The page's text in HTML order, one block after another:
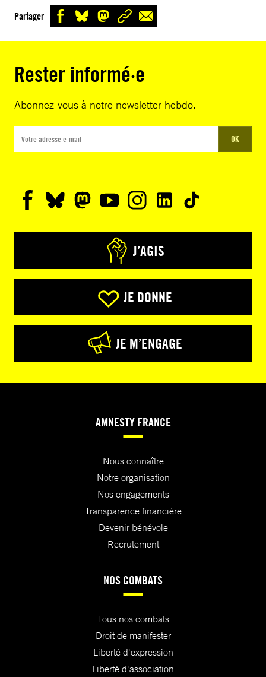
Partager
Rester informé·e
Abonnez-vous à notre newsletter hebdo.
OK
J’AGIS
JE DONNE
JE M’ENGAGE
AMNESTY FRANCE
Nous connaître
Notre organisation
Nos engagements
Transparence financière
Devenir bénévole
Recrutement
NOS COMBATS
Tous nos combats
Droit de manifester
Liberté d'expression
Liberté d'association